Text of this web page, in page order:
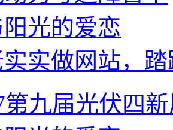
光的爱恋
实做网站，
第九届光伏四